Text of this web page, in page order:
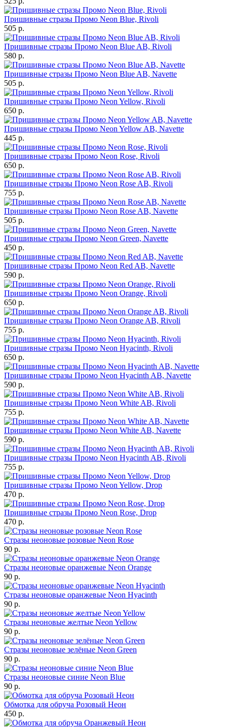
Пришивные стразы Промо Neon Blue, Rivoli
505 р.
Пришивные стразы Промо Neon Blue AB, Rivoli
580 р.
Пришивные стразы Промо Neon Blue AB, Navette
505 р.
Пришивные стразы Промо Neon Yellow, Rivoli
650 р.
Пришивные стразы Промо Neon Yellow AB, Navette
445 р.
Пришивные стразы Промо Neon Rose, Rivoli
650 р.
Пришивные стразы Промо Neon Rose AB, Rivoli
755 р.
Пришивные стразы Промо Neon Rose AB, Navette
505 р.
Пришивные стразы Промо Neon Green, Navette
450 р.
Пришивные стразы Промо Neon Red AB, Navette
590 р.
Пришивные стразы Промо Neon Orange, Rivoli
650 р.
Пришивные стразы Промо Neon Orange AB, Rivoli
755 р.
Пришивные стразы Промо Neon Hyacinth, Rivoli
650 р.
Пришивные стразы Промо Neon Hyacinth AB, Navette
590 р.
Пришивные стразы Промо Neon White AB, Rivoli
755 р.
Пришивные стразы Промо Neon White AB, Navette
590 р.
Пришивные стразы Промо Neon Hyacinth AB, Rivoli
755 р.
Пришивные стразы Промо Neon Yellow, Drop
470 р.
Пришивные стразы Промо Neon Rose, Drop
470 р.
Стразы неоновые розовые Neon Rose
90 р.
Стразы неоновые оранжевые Neon Orange
90 р.
Стразы неоновые оранжевые Neon Hyacinth
90 р.
Стразы неоновые желтые Neon Yellow
90 р.
Стразы неоновые зелёные Neon Green
90 р.
Стразы неоновые синие Neon Blue
90 р.
Обмотка для обруча Розовый Неон
450 р.